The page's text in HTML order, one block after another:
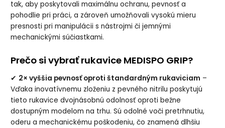
tak, aby poskytovali maximálnu ochranu, pevnosť a
pohodlie pri práci, a zároveň umožňovali vysokú mieru
presnosti pri manipulácii s nástrojmi či jemnými
mechanickými súčiastkami.
Prečo si vybrať rukavice MEDISPO GRIP?
✔ 2× vyššia pevnosť oproti štandardným rukaviciam –
Vďaka inovatívnemu zloženiu z pevného nitrilu poskytujú
tieto rukavice dvojnásobnú odolnosť oproti bežne
dostupným modelom na trhu. Sú odolné voči pretrhnutiu,
oderu a mechanickému poškodeniu, čo znamená dlhšiu